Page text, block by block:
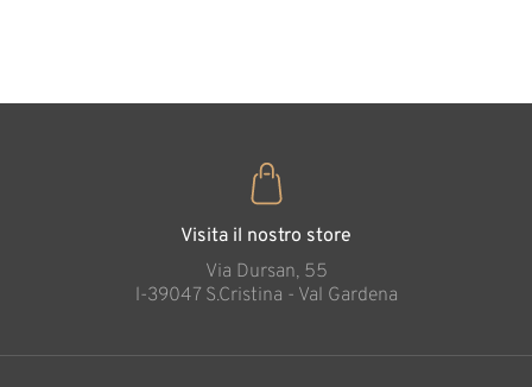
Gurdia reale con
Visita il nostro store
Via Dursan, 55
l-39047 S.Cristina - Val Gardena